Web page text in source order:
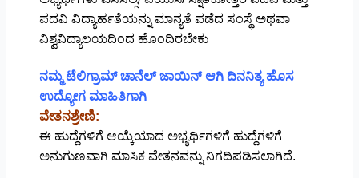
ಪದವಿ ವಿದ್ಯಾರ್ಹತೆಯನ್ನು ಮಾನ್ಯತೆ ಪಡೆದ ಸಂಸ್ಥೆ ಅಥವಾ
ವಿಶ್ವವಿದ್ಯಾಲಯದಿಂದ ಹೊಂದಿರಬೇಕು
ನಮ್ಮ ಟೆಲಿಗ್ರಾಮ್ ಚಾನೆಲ್ ಜಾಯಿನ್ ಆಗಿ ದಿನನಿತ್ಯ ಹೊಸ
ಉದ್ಯೋಗ ಮಾಹಿತಿಗಾಗಿ
ವೇತನಶ್ರೇಣಿ:
ಈ ಹುದ್ದೆಗಳಿಗೆ ಆಯ್ಕೆಯಾದ ಅಭ್ಯರ್ಥಿಗಳಿಗೆ ಹುದ್ದೆಗಳಿಗೆ
ಅನುಗುಣವಾಗಿ ಮಾಸಿಕ ವೇತನವನ್ನು ನಿಗದಿಪಡಿಸಲಾಗಿದೆ.